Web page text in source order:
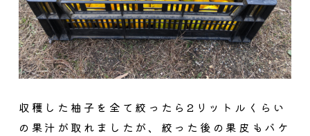
収穫した柚子を全て絞ったら2リットルくらい
の果汁が取れましたが、絞った後の果皮もバケ